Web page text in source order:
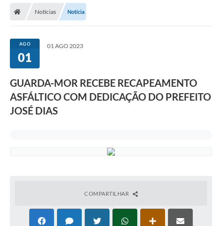
Notícias Notícia
AGO
01
01 AGO 2023
GUARDA-MOR RECEBE RECAPEAMENTO
ASFÁLTICO COM DEDICAÇÃO DO PREFEITO
JOSÉ DIAS
COMPARTILHAR